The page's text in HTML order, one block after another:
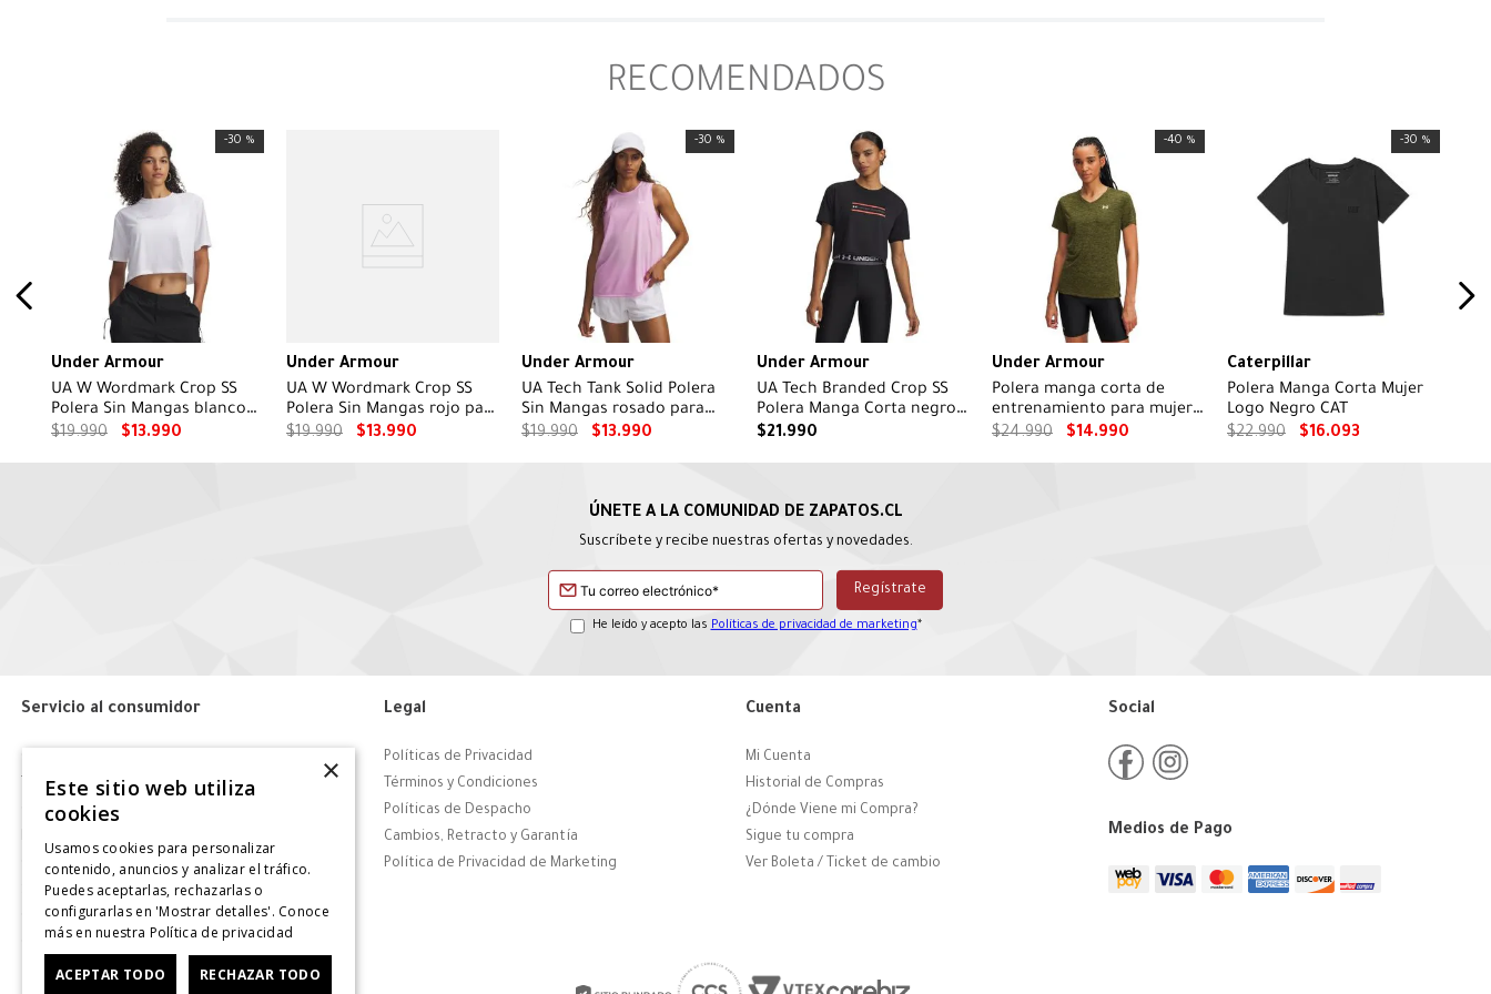
RECOMENDADOS
-30 %
Under Armour
UA W Wordmark Crop SS
Polera Sin Mangas blanco
para mujer
$19.990 $13.990
Under Armour
UA W Wordmark Crop SS
Polera Sin Mangas rojo para
mujer
$19.990 $13.990
-30 %
Under Armour
UA Tech Tank Solid Polera
Sin Mangas rosado para
mujer
$19.990 $13.990
Under Armour
UA Tech Branded Crop SS
Polera Manga Corta negro
para mujer
$21.990
-40 %
Under Armour
Polera manga corta de
entrenamiento para mujer
Tech V-Neck verde
$24.990 $14.990
-30 %
Caterpillar
Polera Manga Corta Mujer
Logo Negro CAT
$22.990 $16.093
Suscríbete y recibe nuestras ofertas y novedades.
He leído y acepto las Políticas de privacidad de marketing*
Servicio al consumidor
Tiendas
Contáctanos
Giftcard
Solicitar Factura
CyberDay
Legal
Políticas de Privacidad
Términos y Condiciones
Políticas de Despacho
Cambios, Retracto y Garantía
Política de Privacidad de Marketing
Cuenta
Mi Cuenta
Historial de Compras
¿Dónde Viene mi Compra?
Sigue tu compra
Ver Boleta / Ticket de cambio
Social
Medios de Pago
×
Este sitio web utiliza
cookies
Usamos cookies para personalizar
contenido, anuncios y analizar el tráfico.
Puedes aceptarlas, rechazarlas o
configurarlas en 'Mostrar detalles'. Conoce
más en nuestra Política de privacidad
ACEPTAR TODO RECHAZAR TODO